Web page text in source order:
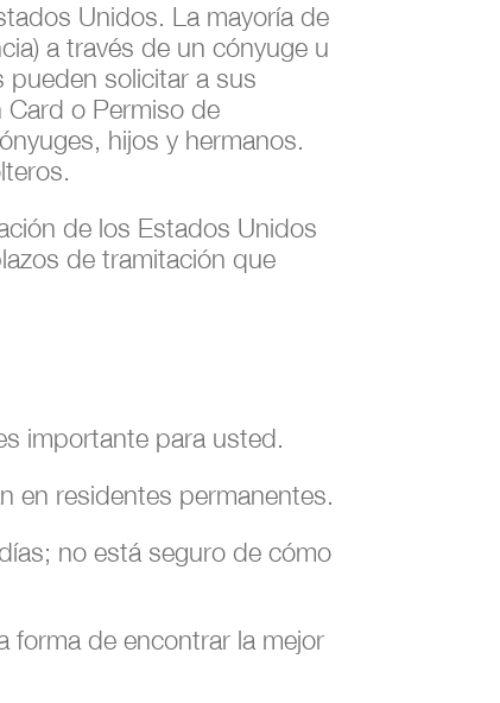
Unidos. La mayoría de
a través de un cónyuge u
pueden solicitar a sus
Card o Permiso de
hijos y hermanos.
de los Estados Unidos
de tramitación que
importante para usted.
en residentes permanentes.
no está seguro de cómo
forma de encontrar la mejor